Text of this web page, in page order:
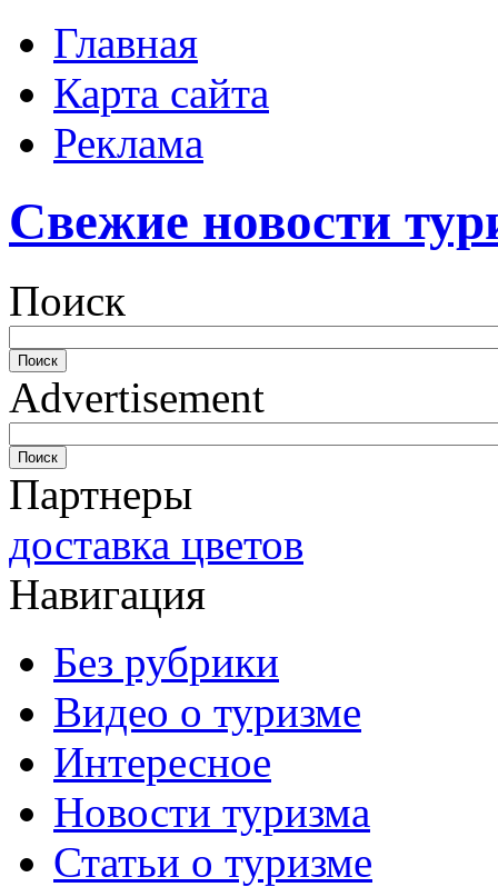
Главная
Карта сайта
Реклама
Свежие новости
Поиск
Advertisement
Партнеры
доставка цветов
Навигация
Без рубрики
Видео о туризме
Интересное
Новости туризма
Статьи о туризме